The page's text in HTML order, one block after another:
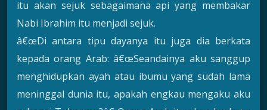
itu akan sejuk sebagaimana api yang membakar
Nabi Ibrahim itu menjadi sejuk.
â€œDi antara tipu dayanya itu juga dia berkata
kepada orang Arab: â€œSeandainya aku sanggup
menghidupkan ayah atau ibumu yang sudah lama
meninggal dunia itu, apakah engkau mengaku aku